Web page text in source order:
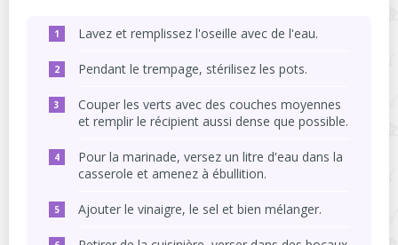
Lavez et remplissez l'oseille avec de l'eau.
Pendant le trempage, stérilisez les pots.
Couper les verts avec des couches moyennes
et remplir le récipient aussi dense que possible.
Pour la marinade, versez un litre d'eau dans la
casserole et amenez à ébullition.
Ajouter le vinaigre, le sel et bien mélanger.